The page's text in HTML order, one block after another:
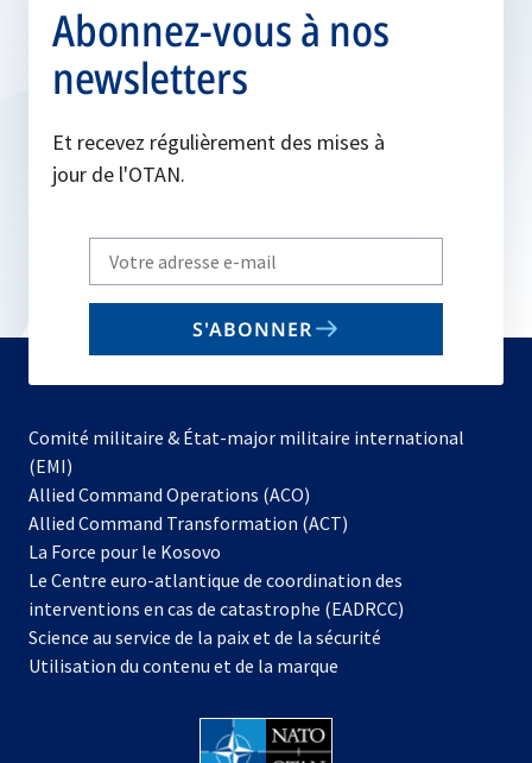
Abonnez-vous à nos
newsletters
Et recevez régulièrement des mises à
jour de l'OTAN.
Write
your
email
S'ABONNER
Comité militaire & État-major militaire international
(EMI)
Allied Command Operations (ACO)
dans
nouvel
onglet
Allied Command Transformation (ACT)
La Force pour le Kosovo
dans
un
nouvel
onglet
Le Centre euro-atlantique de coordination des
interventions en cas de catastrophe (EADRCC)
Science au service de la paix et de la sécurité
Utilisation du contenu et de la marque